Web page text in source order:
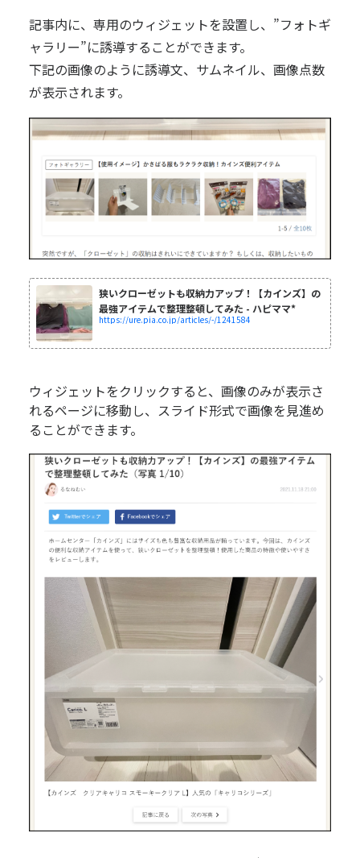
記事内に、専用のウィジェットを設置し、”フォトギ
ャラリー”に誘導することができます。
下記の画像のように誘導文、サムネイル、画像点数
が表示されます。
狭いクローゼットも収納力アップ！【カインズ】の
最強アイテムで整理整頓してみた - ハピママ*
https://ure.pia.co.jp/articles/-/1241584
ウィジェットをクリックすると、画像のみが表示さ
れるページに移動し、スライド形式で画像を見進め
ることができます。